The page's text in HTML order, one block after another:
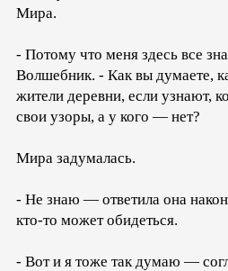
Мира.
- Потому что меня здесь все
Волшебник. - Как вы думаете,
жители деревни, если узнают,
свои узоры, а у кого — нет?
Мира задумалась.
- Не знаю — ответила она
кто-то может обидеться.
- Вот и я тоже так думаю —